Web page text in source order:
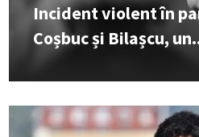
Incident violent în
Coșbuc și Bilașcu,